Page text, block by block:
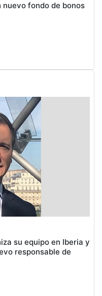
nuevo fondo de bonos
su equipo en Iberia y
responsable de